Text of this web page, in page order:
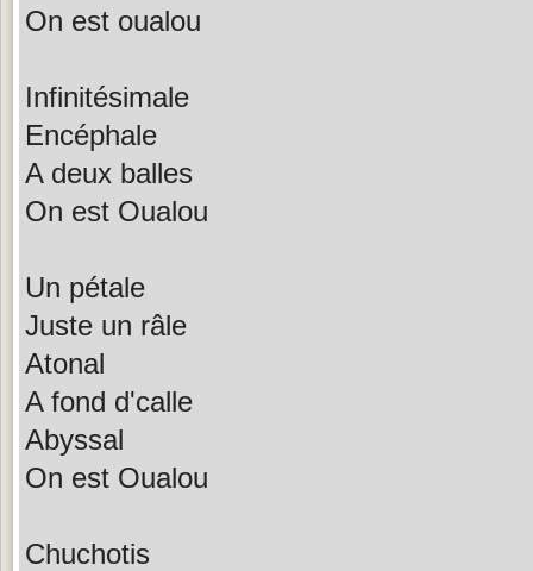
On est oualou
Infinitésimale
Encéphale
A deux balles
On est Oualou
Un pétale
Juste un râle
Atonal
A fond d'calle
Abyssal
On est Oualou
Chuchotis